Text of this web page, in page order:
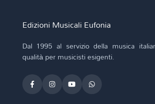
Edizioni Musicali Eufonia
Dal 1995 al servizio della musica
qualità per musicisti esigenti.